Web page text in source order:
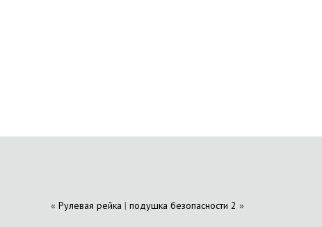
« Рулевая рейка | подушка безопасности 2 »